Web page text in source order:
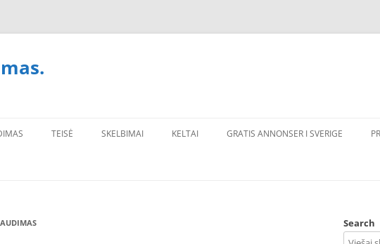
TEISĖ SKELBIMAI KELTAI GRATIS ANNONSER I SVERIGE
Search